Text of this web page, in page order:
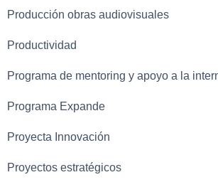
Producción obras audiovisuales
Productividad
Programa de mentoring y apoyo a la
Programa Expande
Proyecta Innovación
Proyectos estratégicos